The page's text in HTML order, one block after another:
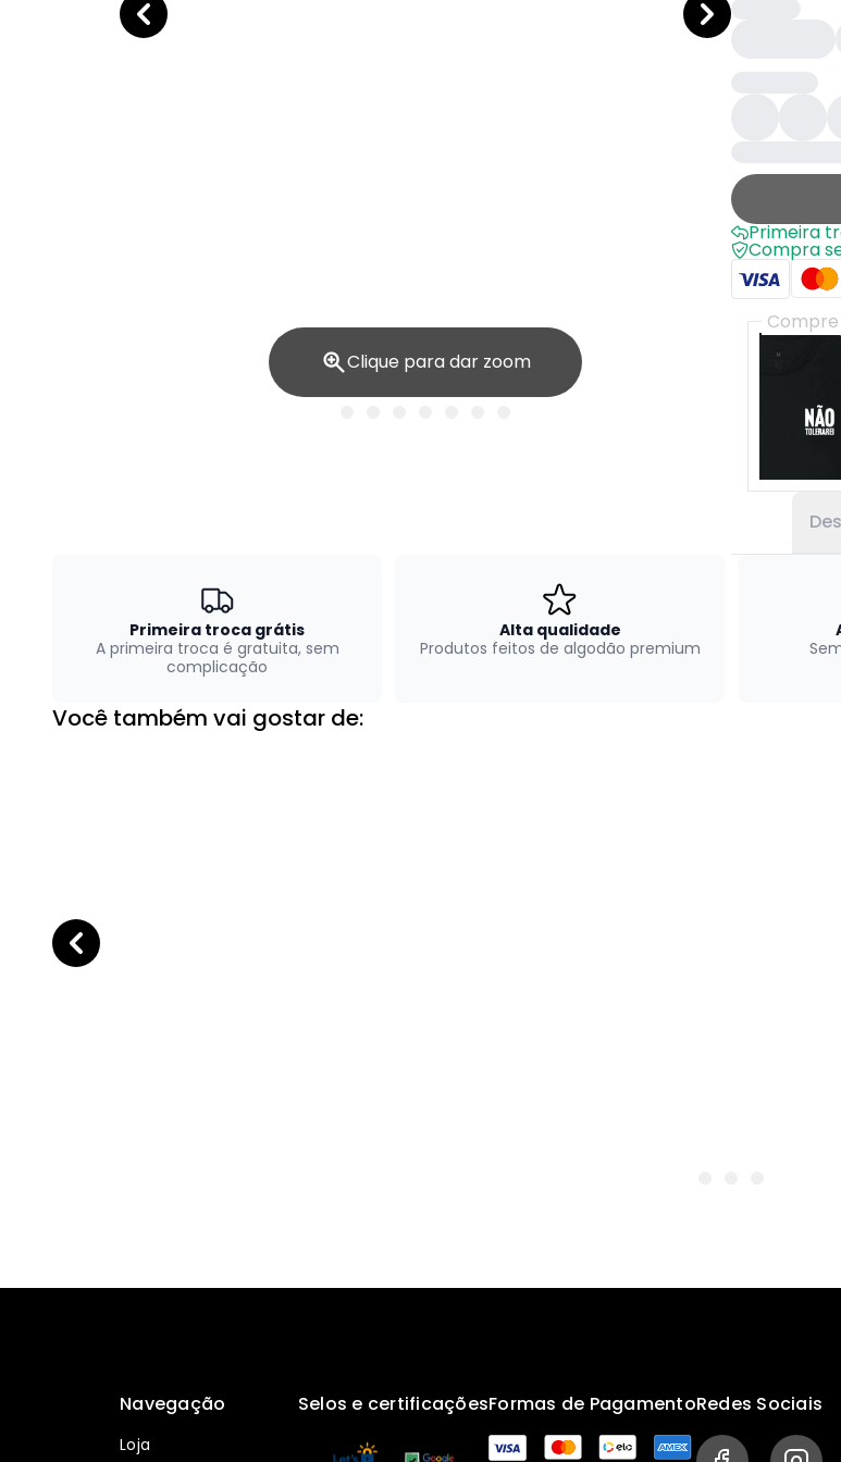
Clique para dar zoom
Primeira
Compra
Primeira troca grátis
A primeira troca é gratuita, sem
complicação
Alta qualidade
Produtos feitos de algodão premium
Você também vai gostar de:
Navegação
Loja
Selos e certificaçõesFormas de PagamentoRedes Sociais